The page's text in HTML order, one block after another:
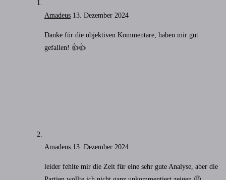
Amadeus 13. Dezember 2024
Danke für die objektiven Kommentare, haben mir gut
gefallen! 👍👍
Amadeus 13. Dezember 2024
leider fehlte mir die Zeit für eine sehr gute Analyse, aber die